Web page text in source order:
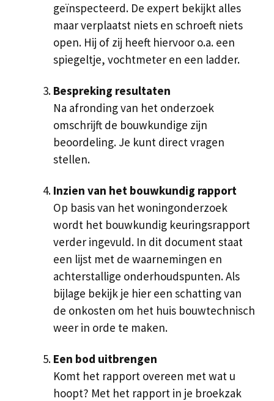
geïnspecteerd. De expert bekijkt alles
maar verplaatst niets en schroeft niets
open. Hij of zij heeft hiervoor o.a. een
spiegeltje, vochtmeter en een ladder.
Bespreking resultaten
Na afronding van het onderzoek
omschrijft de bouwkundige zijn
beoordeling. Je kunt direct vragen
stellen.
Inzien van het bouwkundig rapport
Op basis van het woningonderzoek
wordt het bouwkundig keuringsrapport
verder ingevuld. In dit document staat
een lijst met de waarnemingen en
achterstallige onderhoudspunten. Als
bijlage bekijk je hier een schatting van
de onkosten om het huis bouwtechnisch
weer in orde te maken.
Een bod uitbrengen
Komt het rapport overeen met wat u
hoopt? Met het rapport in je broekzak